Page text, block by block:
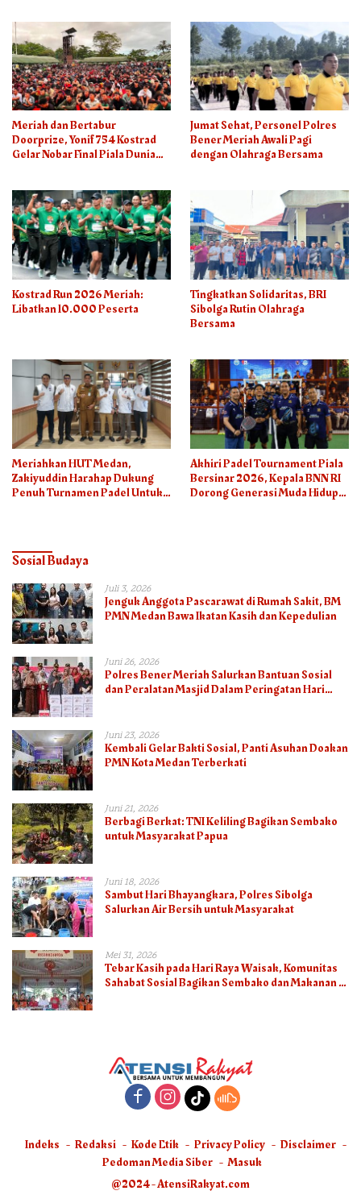
Meriah dan Bertabur
Doorprize, Yonif 754 Kostrad
Gelar Nobar Final Piala Dunia
Jumat Sehat, Personel Polres
Bener Meriah Awali Pagi
dengan Olahraga Bersama
Kostrad Run 2026 Meriah:
Libatkan 10.000 Peserta
Tingkatkan Solidaritas, BRI
Sibolga Rutin Olahraga
Bersama
Meriahkan HUT Medan,
Zakiyuddin Harahap Dukung
Penuh Turnamen Padel Untuk
Akhiri Padel Tournament Piala
Bersinar 2026, Kepala BNN RI
Dorong Generasi Muda Hidup
Sosial Budaya
Juli 3, 2026
Jenguk Anggota Pascarawat di Rumah Sakit, BM
PMN Medan Bawa Ikatan Kasih dan Kepedulian
Juni 26, 2026
Polres Bener Meriah Salurkan Bantuan Sosial
dan Peralatan Masjid Dalam Peringatan Hari
Juni 23, 2026
Kembali Gelar Bakti Sosial, Panti Asuhan Doakan
PMN Kota Medan Terberkati
Juni 21, 2026
Berbagi Berkat: TNI Keliling Bagikan Sembako
untuk Masyarakat Papua
Juni 18, 2026
Sambut Hari Bhayangkara, Polres Sibolga
Salurkan Air Bersih untuk Masyarakat
Mei 31, 2026
Tebar Kasih pada Hari Raya Waisak, Komunitas
Sahabat Sosial Bagikan Sembako dan Makanan di
Indeks Redaksi Kode Etik Privacy Policy
Disclaimer
Pedoman Media Siber
Masuk
@2024 - AtensiRakyat.com